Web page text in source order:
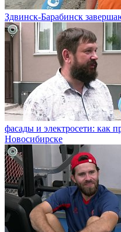
Здвинск-Барабинск
фасады и электросети: как
Новосибирске